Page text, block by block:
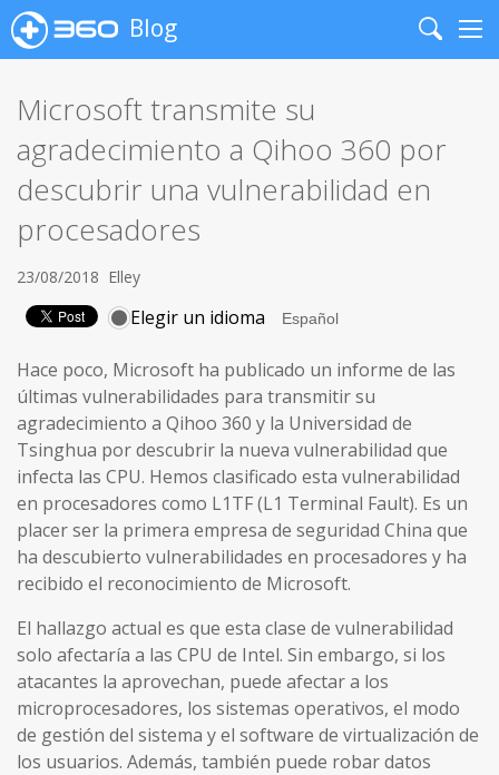
Blog
Search
Microsoft transmite su
agradecimiento a Qihoo 360 por
descubrir una vulnerabilidad en
procesadores
23/08/2018 Elley
Elegir un idioma
Hace poco, Microsoft ha publicado un informe de las
últimas vulnerabilidades para transmitir su
agradecimiento a Qihoo 360 y la Universidad de
Tsinghua por descubrir la nueva vulnerabilidad que
infecta las CPU. Hemos clasificado esta vulnerabilidad
en procesadores como L1TF (L1 Terminal Fault). Es un
placer ser la primera empresa de seguridad China que
ha descubierto vulnerabilidades en procesadores y ha
recibido el reconocimiento de Microsoft.
El hallazgo actual es que esta clase de vulnerabilidad
solo afectaría a las CPU de Intel. Sin embargo, si los
atacantes la aprovechan, puede afectar a los
microprocesadores, los sistemas operativos, el modo
de gestión del sistema y el software de virtualización de
los usuarios. Además, también puede robar datos